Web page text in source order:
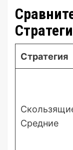
Стратегия
Средние